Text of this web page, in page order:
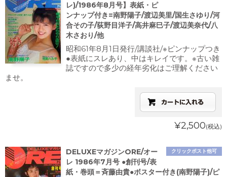
レ)/1986年8月号】表紙・ピ
ンナップ付き=南野陽子/渡辺美里/国生さゆり/河
合その子/荻野目洋子/高井麻巳子/渡辺美奈代/八
木さおり/他
昭和61年8月1日発行/講談社/※ピンナップつき
●表紙にスレあり、中はキレイです。※古い雑
誌ですので多少の経年劣化はご理解ください
ませ。
¥2,500(税込)
クリックポスト他可
DELUXEマガジンORE/オー
レ 1986年7月号 ●創刊号/表
紙・巻頭＝斉藤由貴●ボスター付き(南野陽子)/ピ